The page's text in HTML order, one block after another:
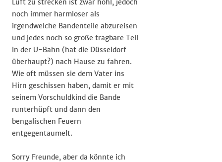
Luft zu strecken ist zwar hohl, jedoch
noch immer harmloser als
irgendwelche Bandenteile abzureisen
und jedes noch so große tragbare Teil
in der U-Bahn (hat die Düsseldorf
überhaupt?) nach Hause zu fahren.
Wie oft müssen sie dem Vater ins
Hirn geschissen haben, damit er mit
seinem Vorschuldkind die Bande
runterhüpft und dann den
bengalischen Feuern
entgegentaumelt.
Sorry Freunde, aber da könnte ich